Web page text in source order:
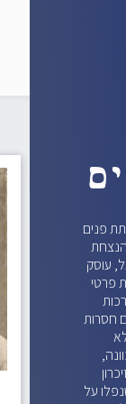
פנים
עוסק
פרטי
חסרות
על